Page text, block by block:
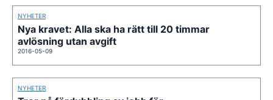
NYHETER
Nya kravet: Alla ska ha rätt till 20 timmar
avlösning utan avgift
2016-05-09
NYHETER